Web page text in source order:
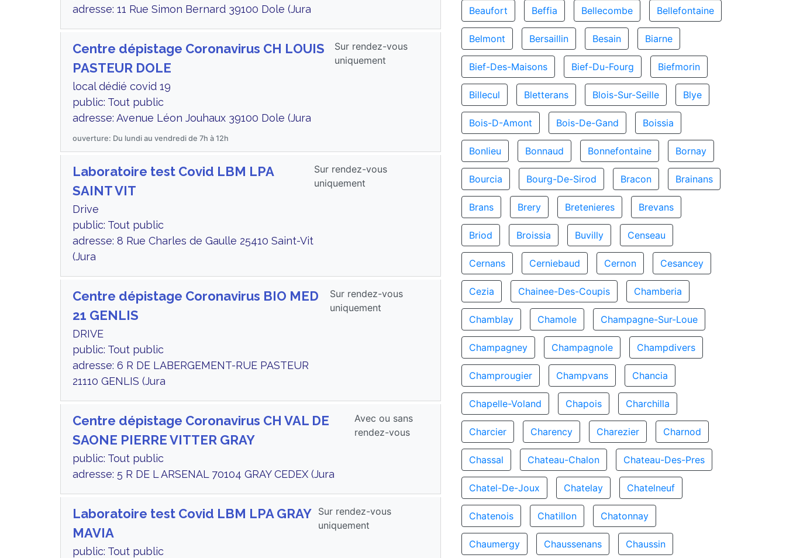
adresse: 11 Rue Simon Bernard 39100 Dole (Jura
Centre dépistage Coronavirus CH LOUIS
PASTEUR DOLE
local dédié covid 19
public: Tout public
adresse: Avenue Léon Jouhaux 39100 Dole (Jura
Sur rendez-vous
uniquement
ouverture: Du lundi au vendredi de 7h à 12h
Laboratoire test Covid LBM LPA
SAINT VIT
Drive
public: Tout public
adresse: 8 Rue Charles de Gaulle 25410 Saint-Vit
(Jura
Sur rendez-vous
uniquement
Centre dépistage Coronavirus BIO MED
21 GENLIS
DRIVE
public: Tout public
adresse: 6 R DE LABERGEMENT-RUE PASTEUR
21110 GENLIS (Jura
Sur rendez-vous
uniquement
Centre dépistage Coronavirus CH VAL DE
SAONE PIERRE VITTER GRAY
public: Tout public
adresse: 5 R DE L ARSENAL 70104 GRAY CEDEX (Jura
Avec ou sans
rendez-vous
Laboratoire test Covid LBM LPA GRAY
MAVIA
public: Tout public
Sur rendez-vous
uniquement
Beaufort Beffia Bellecombe Bellefontaine
Belmont Bersaillin Besain Biarne
Bief-Des-Maisons Bief-Du-Fourg Biefmorin
Billecul Bletterans Blois-Sur-Seille Blye
Bois-D-Amont Bois-De-Gand Boissia
Bonlieu Bonnaud Bonnefontaine Bornay
Bourcia Bourg-De-Sirod Bracon Brainans
Brans Brery Bretenieres Brevans
Briod Broissia Buvilly Censeau
Cernans Cerniebaud Cernon Cesancey
Cezia Chainee-Des-Coupis Chamberia
Chamblay Chamole Champagne-Sur-Loue
Champagney Champagnole Champdivers
Champrougier Champvans Chancia
Chapelle-Voland Chapois Charchilla
Charcier Charency Charezier Charnod
Chassal Chateau-Chalon Chateau-Des-Pres
Chatel-De-Joux Chatelay Chatelneuf
Chatenois Chatillon Chatonnay
Chaumergy Chaussenans Chaussin